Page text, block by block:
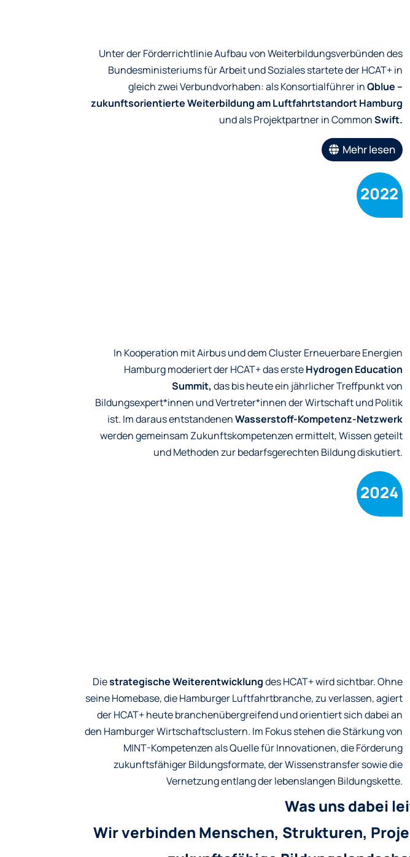
Unter der Förderrichtlinie Aufbau von Weiterbildungsverbünden des
Bundesministeriums für Arbeit und Soziales startete der HCAT+ in
gleich zwei Verbundvorhaben: als Konsortialführer inQblue –
zukunftsorientierte Weiterbildung am Luftfahrtstandort Hamburg
und als Projektpartner in CommonSwift.
Mehr lesen
2022
In Kooperation mit Airbus und dem Cluster Erneuerbare Energien
Hamburg moderiert der HCAT+ das ersteHydrogen Education
Summit, das bis heute ein jährlicher Treffpunkt von
Bildungsexpert*innen und Vertreter*innen der Wirtschaft und Politik
ist. Im daraus entstandenenWasserstoff-Kompetenz-Netzwerk
werden gemeinsam Zukunftskompetenzen ermittelt, Wissen geteilt
und Methoden zur bedarfsgerechten Bildung diskutiert.
2024
Diestrategische Weiterentwicklungdes HCAT+ wird sichtbar. Ohne
seine Homebase, die Hamburger Luftfahrtbranche, zu verlassen, agiert
der HCAT+ heute branchenübergreifend und orientiert sich dabei an
den Hamburger Wirtschaftsclustern. Im Fokus stehen die Stärkung von
MINT-Kompetenzen als Quelle für Innovationen, die Förderung
zukunftsfähiger Bildungsformate, der Wissenstransfer sowie die
Vernetzung entlang der lebenslangen Bildungskette.
Was uns dabei
Wir verbinden Menschen, Strukturen,